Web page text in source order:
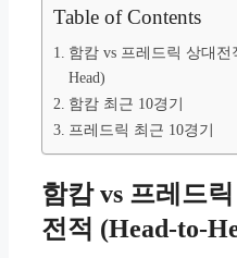
Table of Contents
함캄 vs 프레드릭 상대전
Head)
함캄 최근 10경기
프레드릭 최근 10경기
함캄 vs 프레드릭
전적 (Head-to-